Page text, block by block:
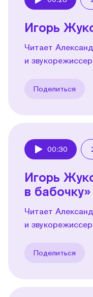
Игорь
Читает
и
Поделиться
00:30
Игорь
в бабочку»
Читает
и
Поделиться